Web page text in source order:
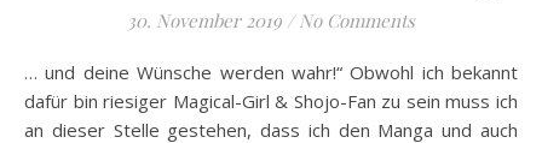
30. November 2019 / No Comments
… und deine Wünsche werden wahr!“ Obwohl ich bekannt
dafür bin riesiger Magical-Girl & Shojo-Fan zu sein muss ich
an dieser Stelle gestehen, dass ich den Manga und auch